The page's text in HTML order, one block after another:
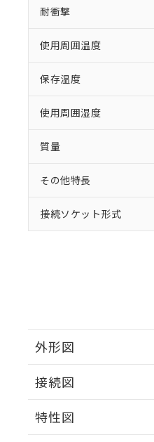
耐衝撃
使用周囲温度
保存温度
使用周囲湿度
質量
その他特長
接続ソケット形式
外形図
接続図
特性図